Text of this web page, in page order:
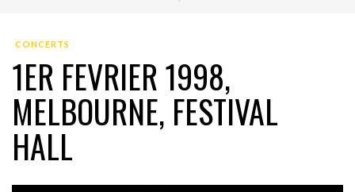
CONCERTS
1ER FEVRIER 1998,
MELBOURNE, FESTIVAL
HALL